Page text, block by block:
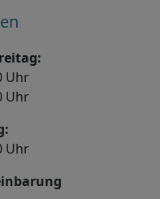
Uhr
Uhr
Uhr